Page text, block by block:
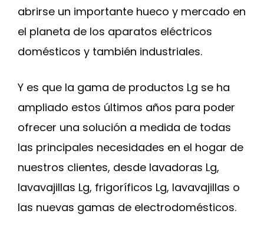
abrirse un importante hueco y mercado en
el planeta de los aparatos eléctricos
domésticos y también industriales.
Y es que la gama de productos Lg se ha
ampliado estos últimos años para poder
ofrecer una solución a medida de todas
las principales necesidades en el hogar de
nuestros clientes, desde lavadoras Lg,
lavavajillas Lg, frigoríficos Lg, lavavajillas o
las nuevas gamas de electrodomésticos.